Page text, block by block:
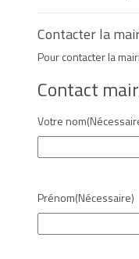
Contacter la
Pour contacter la
Contact
Votre nom
Prénom(Nécessaire)